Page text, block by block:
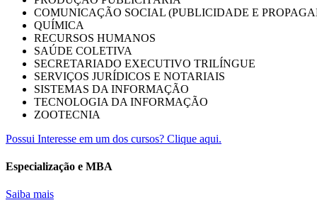
COMUNICAÇÃO SOCIAL (PUBLICIDADE E
QUÍMICA
RECURSOS HUMANOS
SAÚDE COLETIVA
SECRETARIADO EXECUTIVO TRILÍNGUE
SERVIÇOS JURÍDICOS E NOTARIAIS
SISTEMAS DA INFORMAÇÃO
TECNOLOGIA DA INFORMAÇÃO
ZOOTECNIA
Possui Interesse em um dos cursos? Clique aqui.
Especialização e MBA
Saiba mais